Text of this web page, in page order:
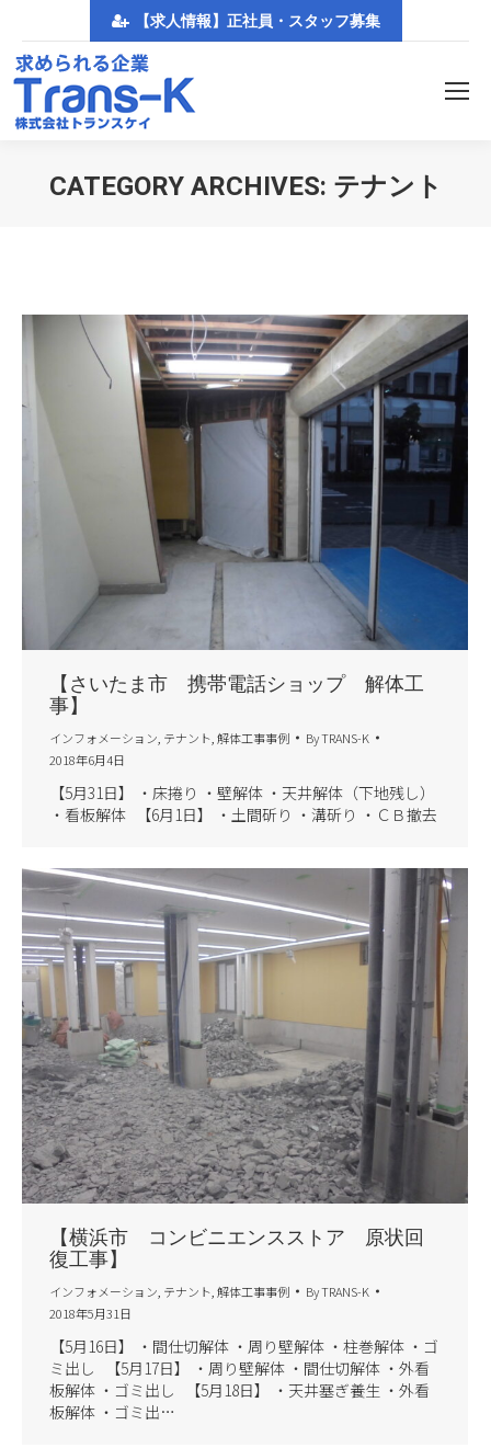
【求人情報】正社員・スタッフ募集
CATEGORY ARCHIVES: テナント
【さいたま市 携帯電話ショップ 解体工
事】
インフォメーション テナント 解体工事事例 ByTRANS-K
2018年6月4日
【5月31日】 ・床捲り ・壁解体 ・天井解体（下地残し）
・看板解体 【6月1日】 ・土間斫り ・溝斫り ・ＣＢ撤去
【横浜市 コンビニエンスストア 原状回
復工事】
インフォメーション テナント 解体工事事例 ByTRANS-K
2018年5月31日
【5月16日】 ・間仕切解体 ・周り壁解体 ・柱巻解体 ・ゴ
ミ出し 【5月17日】 ・周り壁解体 ・間仕切解体 ・外看
板解体 ・ゴミ出し 【5月18日】 ・天井塞ぎ養生 ・外看
板解体 ・ゴミ出…